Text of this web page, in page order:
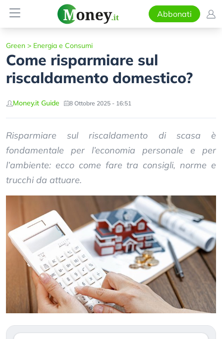
Abbonati
Green > Energia e Consumi
Come risparmiare sul
riscaldamento domestico?
Money.it Guide 8 Ottobre 2025 - 16:51
Risparmiare sul riscaldamento di scasa è
fondamentale per l’economia personale e per
l’ambiente: ecco come fare tra consigli, norme e
trucchi da attuare.